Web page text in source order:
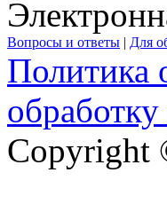
Вопросы и ответы | Для
Политика